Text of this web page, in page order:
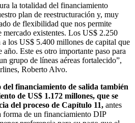
la totalidad del financiamiento
plan de reestructuración y, muy
de flexibilidad que nos permite
existentes. Los US$ 2.250
a los US$ 5.400 millones de capital que
año. Este es otro importante paso para
grupo de líneas aéreas fortalecido”,
Roberto Alvo.
financiamiento de salida también
de US$ 1.172 millones, que se
del proceso de Capítulo 11, antes
forma de un financiamiento DIP